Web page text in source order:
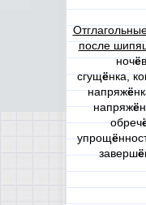
после
ночё
сгущёнка,
напряжё
напряжё
обреч
упрощё
завершё